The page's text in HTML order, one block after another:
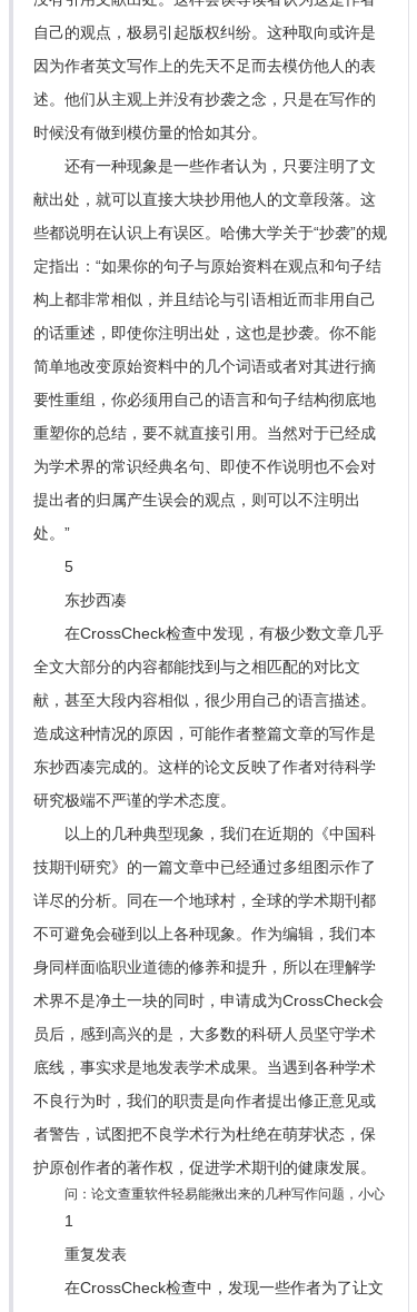
自己的观点，极易引起版权纠纷。这种取向或许是
因为作者英文写作上的先天不足而去模仿他人的表
述。他们从主观上并没有抄袭之念，只是在写作的
时候没有做到模仿量的恰如其分。
还有一种现象是一些作者认为，只要注明了文
献出处，就可以直接大块抄用他人的文章段落。这
些都说明在认识上有误区。哈佛大学关于“抄袭”的规
定指出：“如果你的句子与原始资料在观点和句子结
构上都非常相似，并且结论与引语相近而非用自己
的话重述，即使你注明出处，这也是抄袭。你不能
简单地改变原始资料中的几个词语或者对其进行摘
要性重组，你必须用自己的语言和句子结构彻底地
重塑你的总结，要不就直接引用。当然对于已经成
为学术界的常识经典名句、即使不作说明也不会对
提出者的归属产生误会的观点，则可以不注明出
处。”
5
东抄西凑
在CrossCheck检查中发现，有极少数文章几乎
全文大部分的内容都能找到与之相匹配的对比文
献，甚至大段内容相似，很少用自己的语言描述。
造成这种情况的原因，可能作者整篇文章的写作是
东抄西凑完成的。这样的论文反映了作者对待科学
研究极端不严谨的学术态度。
以上的几种典型现象，我们在近期的《中国科
技期刊研究》的一篇文章中已经通过多组图示作了
详尽的分析。同在一个地球村，全球的学术期刊都
不可避免会碰到以上各种现象。作为编辑，我们本
身同样面临职业道德的修养和提升，所以在理解学
术界不是净土一块的同时，申请成为CrossCheck会
员后，感到高兴的是，大多数的科研人员坚守学术
底线，事实求是地发表学术成果。当遇到各种学术
不良行为时，我们的职责是向作者提出修正意见或
者警告，试图把不良学术行为杜绝在萌芽状态，保
护原创作者的著作权，促进学术期刊的健康发展。
问：论文查重软件轻易能揪出来的几种写作问题，小心
1
重复发表
在CrossCheck检查中，发现一些作者为了让文